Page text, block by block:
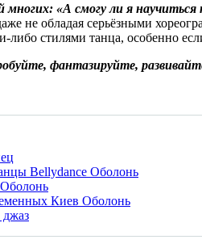
«А смогу ли я
не обладая серьёзными
стилями танца, особенно
фантазируйте,
Bellydance Оболонь
Киев Оболонь
джаз